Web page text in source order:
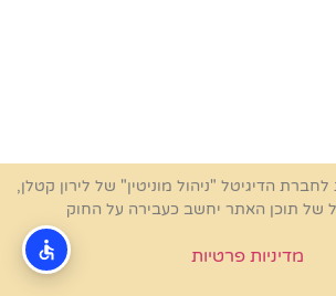
הדיגיטל "ניהול מוניטין" של לירון קטלן,
של תוכן האתר יחשב כעבירה על החוק
מדיניות פרטיות